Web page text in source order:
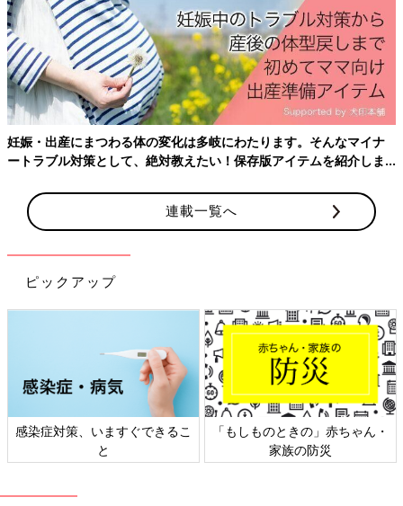
たくさんあります。そういう意味で、これまでの女性たちと比べ
物にならないような悩みもあって、本当にいま、小さい子を育て
ているママたちは大変だなと感じています。
でもね。私たちは、幸せになるために生きているんです。だから
そのときそのときに選ぶことは、自分が幸せになるための選択で
す。どういう人生であろうと、誰かがではなく、自分の人生は自
分でデザインしていかなくてはならないのですから。
そして、もがいたり、悩んだりする姿を、どんどんお子さんに見
せて、「大変だけど、自分らしい人生があるんだよ」ということ
を伝えてください。女性の進出が盛んになってきたとはいえ、ま
どもたちのために、次世代のために、がんばり過ぎず、でもがん
ばっていただきたいなと思います。
大学卒業を目前に控えた娘にも、「こんな風に挑戦状を突きつけ
られた世代は過去にもないのだから、あなたたちの世代から何か
すごいことが生み出されるってことよ」と言っています。
文/米谷美恵
ボーク重子さん
妊娠・出産にまつわる体の変化は多岐にわたります。そんなマイナ
ートラブル対策として、絶対教えたい！保存版アイテムを紹介しま
連載一覧へ
ピックアップ
感染症対策、いますぐできるこ
と
「もしものときの」赤ちゃん・
家族の防災